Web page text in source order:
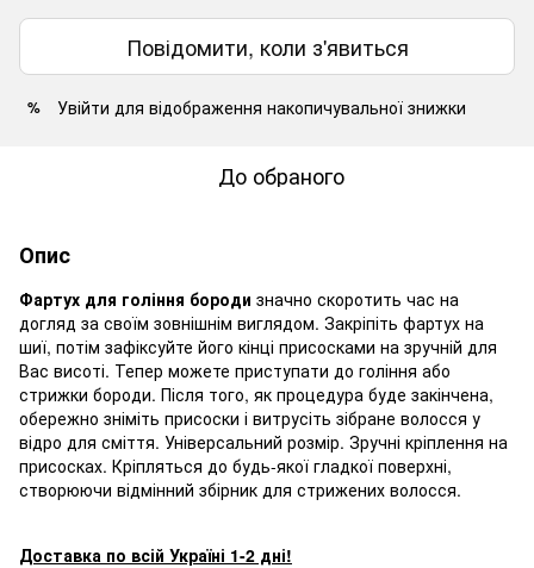
Повідомити, коли з'явиться
% Увійти для відображення накопичувальної знижки
До обраного
Опис
Фартух для гоління бороди значно скоротить час на
догляд за своїм зовнішнім виглядом. Закріпіть фартух на
шиї, потім зафіксуйте його кінці присосками на зручній для
Вас висоті. Тепер можете приступати до гоління або
стрижки бороди. Після того, як процедура буде закінчена,
обережно зніміть присоски і витрусіть зібране волосся у
відро для сміття. Універсальний розмір. Зручні кріплення на
присосках. Кріпляться до будь-якої гладкої поверхні,
створюючи відмінний збірник для стрижених волосся.
Доставка по всій Україні 1-2 дні!